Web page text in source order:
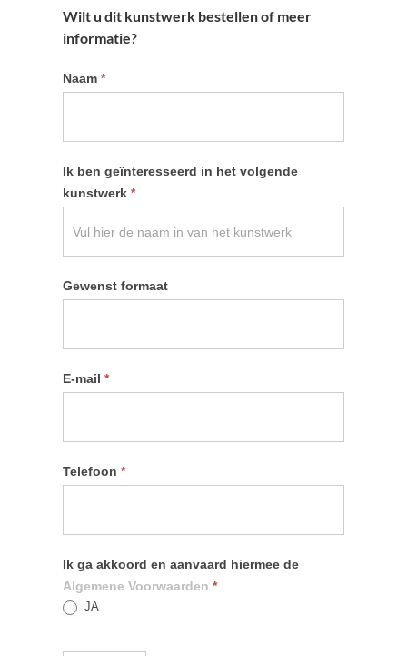
Wilt u dit kunstwerk bestellen of meer
informatie?
Informatie
Naam *
Ik ben geïnteresseerd in het volgende
kunstwerk *
Gewenst formaat
E-mail *
Telefoon *
Ik ga akkoord en aanvaard hiermee de
Algemene Voorwaarden *
JA